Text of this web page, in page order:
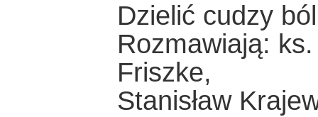
Dzielić cudzy ból
Rozmawiają:
Friszke,
Stanisław